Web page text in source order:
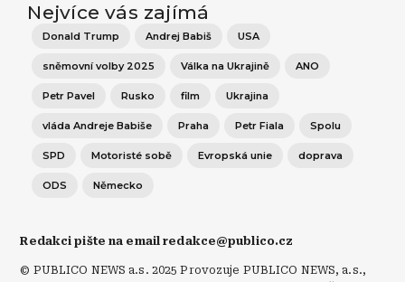
Nejvíce vás zajímá
Donald Trump Andrej Babiš USA
sněmovní volby 2025 Válka na Ukrajině ANO
Petr Pavel Rusko film Ukrajina
vláda Andreje Babiše Praha Petr Fiala Spolu
SPD Motoristé sobě Evropská unie doprava
ODS Německo
Redakci pište na email redakce@publico.cz
© PUBLICO NEWS a.s. 2025 Provozuje PUBLICO NEWS, a.s.,